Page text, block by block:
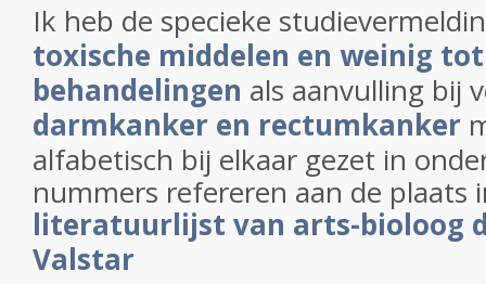
Ik heb de specieke
toxische middelen en weinig
behandelingen als aanvulling bij
darmkanker en rectumkanker
alfabetisch bij elkaar gezet in
nummers refereren aan de plaats
literatuurlijst van arts-bioloog
Valstar